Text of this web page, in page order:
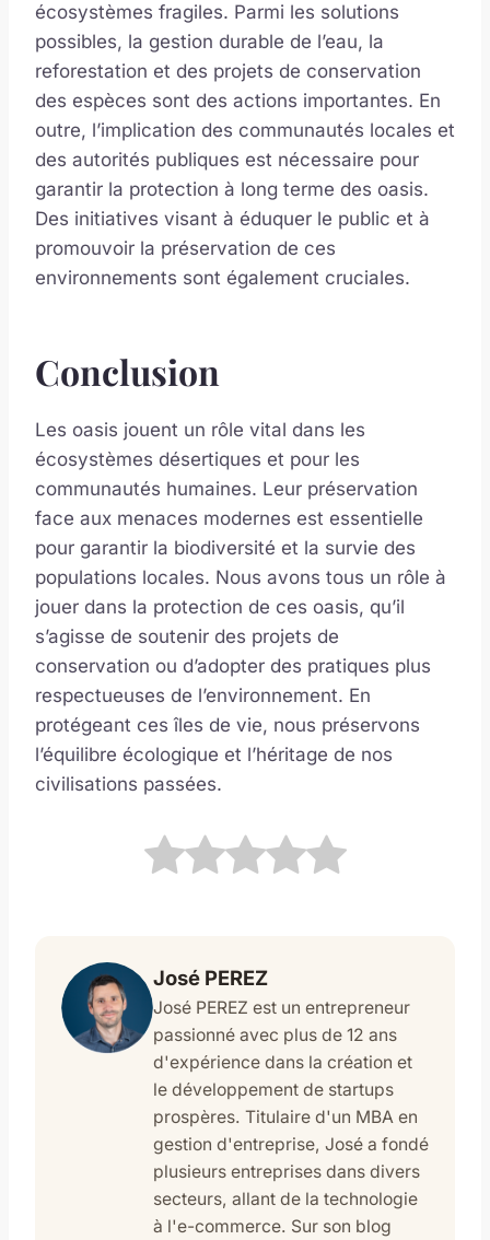
écosystèmes fragiles. Parmi les solutions
possibles, la gestion durable de l’eau, la
reforestation et des projets de conservation
des espèces sont des actions importantes. En
outre, l’implication des communautés locales et
des autorités publiques est nécessaire pour
garantir la protection à long terme des oasis.
Des initiatives visant à éduquer le public et à
promouvoir la préservation de ces
environnements sont également cruciales.
Conclusion
Les oasis jouent un rôle vital dans les
écosystèmes désertiques et pour les
communautés humaines. Leur préservation
face aux menaces modernes est essentielle
pour garantir la biodiversité et la survie des
populations locales. Nous avons tous un rôle à
jouer dans la protection de ces oasis, qu’il
s’agisse de soutenir des projets de
conservation ou d’adopter des pratiques plus
respectueuses de l’environnement. En
protégeant ces îles de vie, nous préservons
l’équilibre écologique et l’héritage de nos
civilisations passées.
José PEREZ
José PEREZ est un entrepreneur
passionné avec plus de 12 ans
d'expérience dans la création et
le développement de startups
prospères. Titulaire d'un MBA en
gestion d'entreprise, José a fondé
plusieurs entreprises dans divers
secteurs, allant de la technologie
à l'e-commerce. Sur son blog